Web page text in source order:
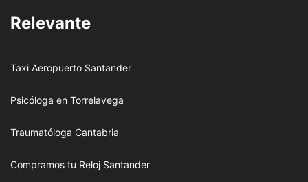
Relevante
Taxi Aeropuerto Santander
Psicóloga en Torrelavega
Traumatóloga Cantabria
Compramos tu Reloj Santander